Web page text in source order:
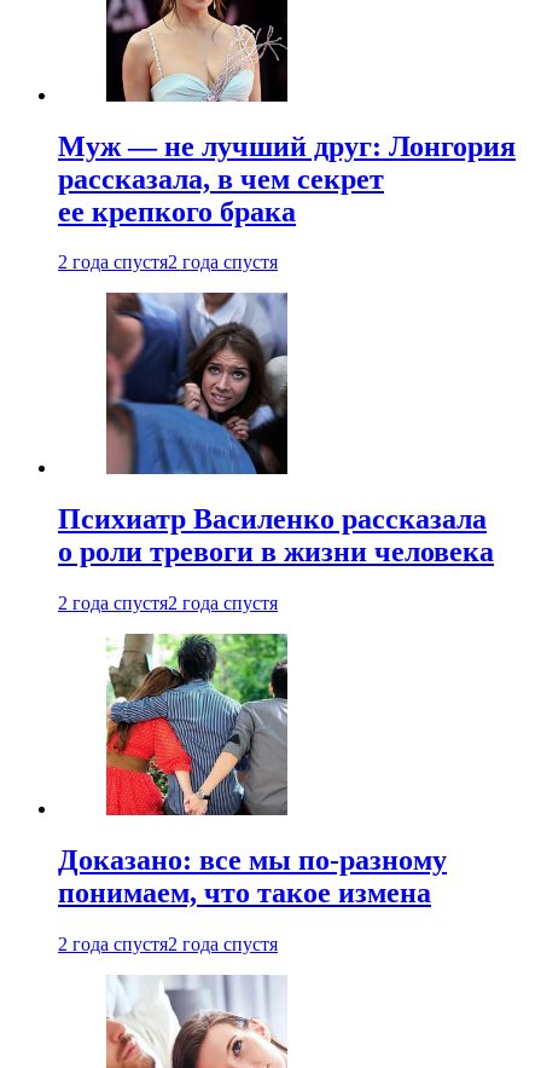
Муж — не лучший друг: Лонгория
рассказала, в чем секрет
ее крепкого брака
2 года спустя2 года спустя
Психиатр Василенко рассказала
о роли тревоги в жизни человека
2 года спустя2 года спустя
Доказано: все мы по-разному
понимаем, что такое измена
2 года спустя2 года спустя